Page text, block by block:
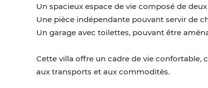
Un spacieux espace de vie composé de
Une pièce indépendante pouvant servir de
Un garage avec toilettes, pouvant être
Cette villa offre un cadre de vie confortable,
aux transports et aux commodités.